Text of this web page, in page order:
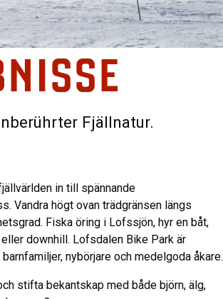
Fjällnatur.
in till spännande
Vandra högt ovan trädgränsen längs
Fiska öring i Lofssjön, hyr en båt,
eller downhill. Lofsdalen Bike Park är
nybörjare och medelgoda åkare.
stifta bekantskap med både björn, älg,